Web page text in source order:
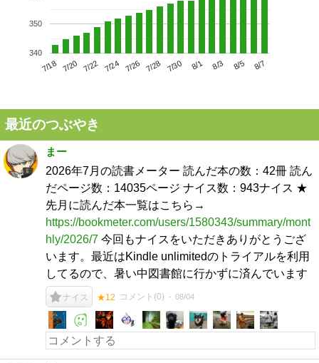
7/18 7/20 7/22 7/24 7/26 7/28 7/30 8/1 8/3 8/5 8/7
340
350
最近のつぶやき
まー
2026年7月の読書メーター 読んだ本の数：42冊 読ん
だページ数：14035ページ ナイス数：943ナイス ★
先月に読んだ本一覧はこちら→
https://bookmeter.com/users/1580343/summary/mont
hly/2026/7 今回もナイスをいただきありがとうござ
います。最近はKindle unlimitedのトライアルを利用
してるので、暑い中図書館に行かずに済んでいます
ナイス ★12 コメント(0) 08/04